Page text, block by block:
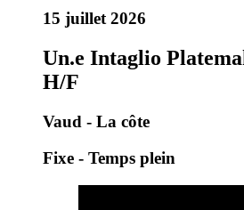
15 juillet 2026
Un.e Intaglio
H/F
Vaud - La côte
Fixe - Temps plein